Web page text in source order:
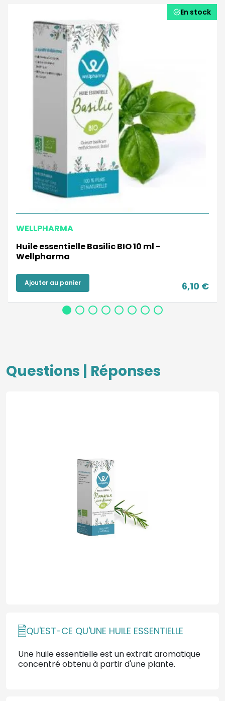
En stock
WELLPHARMA
Huile essentielle Basilic BIO 10 ml -
Wellpharma
Ajouter au panier 6,10 €
Questions | Réponses
QU'EST-CE QU'UNE HUILE ESSENTIELLE
Une huile essentielle est un extrait aromatique
concentré obtenu à partir d'une plante.